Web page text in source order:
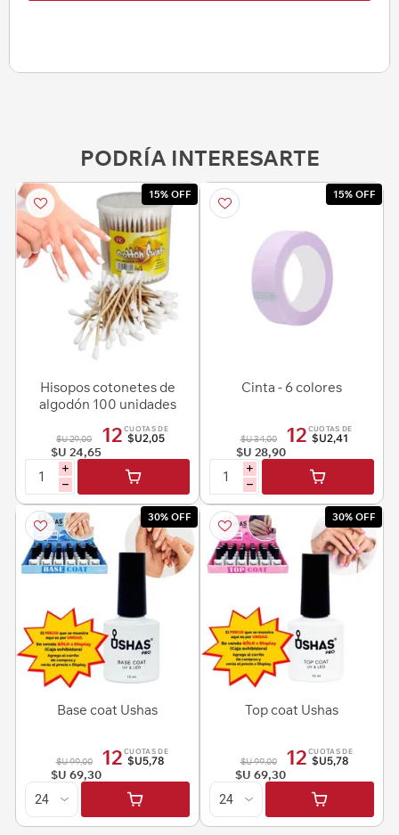
PODRÍA INTERESARTE
15% OFF
Hisopos cotonetes de
algodón 100 unidades
$U 29,00
$U 24,65
12 CUOTAS DE
$U2,05
i
h
15% OFF
Cinta - 6 colores
$U 34,00
$U 28,90
12 CUOTAS DE
$U2,41
i
h
30% OFF
Base coat Ushas
$U 99,00
$U 69,30
12 CUOTAS DE
$U5,78
30% OFF
Top coat Ushas
$U 99,00
$U 69,30
12 CUOTAS DE
$U5,78